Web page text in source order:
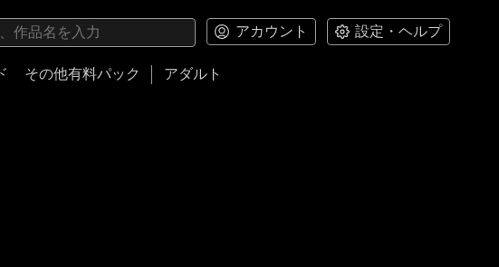
アカウント 設定・ヘルプ
その他有料パック アダルト